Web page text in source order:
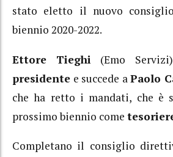
stato eletto il nuovo
biennio 2020-2022.
Ettore Tieghi(Emo
presidente e succede aPaolo
che ha retto i mandati, che è
prossimo biennio come
Completano il consiglio